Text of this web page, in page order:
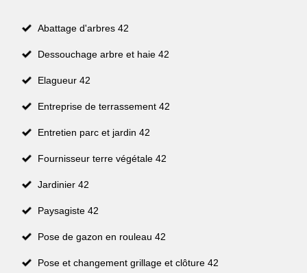
Abattage d'arbres 42
Dessouchage arbre et haie 42
Elagueur 42
Entreprise de terrassement 42
Entretien parc et jardin 42
Fournisseur terre végétale 42
Jardinier 42
Paysagiste 42
Pose de gazon en rouleau 42
Pose et changement grillage et clôture 42